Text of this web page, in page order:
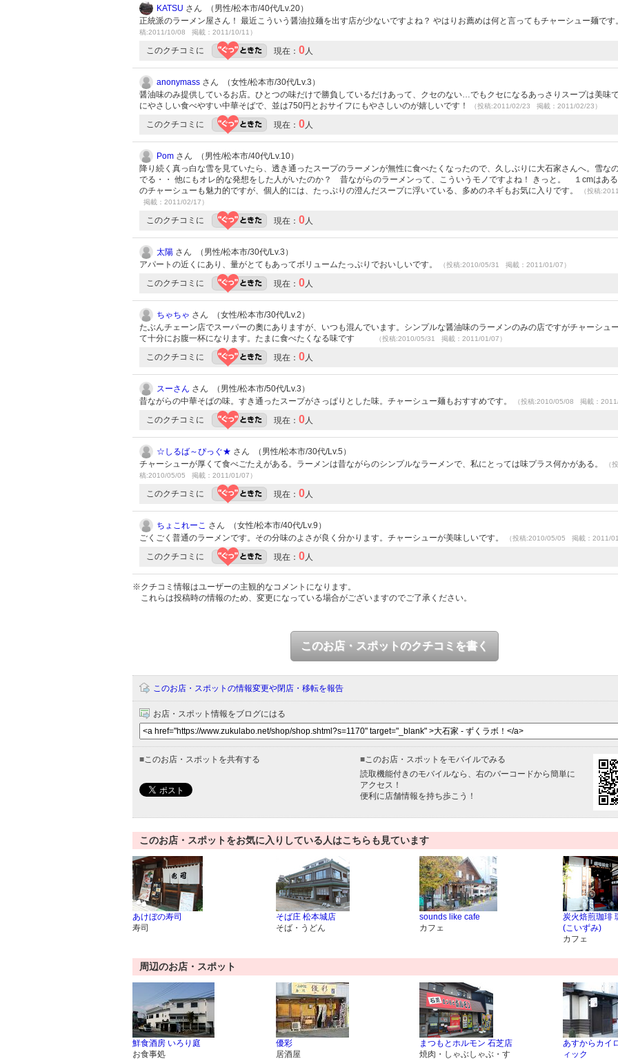
KATSU さん （男性/松本市/40代/Lv.20）
正統派のラーメン屋さん！ 最近こういう醤油拉麺を出す店が少ないですよね？ やはりお薦めは何と言ってもチャーシュー麺です
稿:2011/10/08 掲載：2011/10/11）
このクチコミに 現在： 0人
anonymass さん （女性/松本市/30代/Lv.3）
醤油味のみ提供しているお店。ひとつの味だけで勝負しているだけあって、クセのない…でもクセになるあっさりスープは美味
にやさしい食べやすい中華そばで、並は750円とおサイフにもやさしいのが嬉しいです！
（投稿:2011/02/23 掲載：2011/02/23）
このクチコミに 現在： 0人
Pom さん （男性/松本市/40代/Lv.10）
降り続く真っ白な雪を見ていたら、透き通ったスープのラーメンが無性に食べたくなったので、久しぶりに大石家さんへ。雪な
でる・・ 他にもオレ的な発想をした人がいたのか？ 昔ながらのラーメンって、こういうモノですよね！ きっと。 １cmはある
のチャーシューも魅力的ですが、個人的には、たっぷりの澄んだスープに浮いている、多めのネギもお気に入りです。
（投稿
掲載：2011/02/17）
このクチコミに 現在： 0人
太陽 さん （男性/松本市/30代/Lv.3）
アパートの近くにあり、量がとてもあってボリュームたっぷりでおいしいです。
（投稿:2010/05/31 掲載：2011/01/07）
このクチコミに 現在： 0人
ちゃちゃ さん （女性/松本市/30代/Lv.2）
たぶんチェーン店でスーパーの奧にありますが、いつも混んでいます。シンプルな醤油味のラーメンのみの店ですがチャーシュ
て十分にお腹一杯になります。たまに食べたくなる味です
（投稿:2010/05/31 掲載：2011/01/07）
このクチコミに 現在： 0人
スーさん さん （男性/松本市/50代/Lv.3）
昔ながらの中華そばの味。すき通ったスープがさっぱりとした味。チャーシュー麺もおすすめです。
（投稿:2010/05/08 掲載：2011/
このクチコミに 現在： 0人
☆しるば～ぴっぐ★ さん （男性/松本市/30代/Lv.5）
チャーシューが厚くて食べごたえがある。ラーメンは昔ながらのシンプルなラーメンで、私にとっては味プラス何かがある。
（投
稿:2010/05/05 掲載：2011/01/07）
このクチコミに 現在： 0人
ちょこれーこ さん （女性/松本市/40代/Lv.9）
ごくごく普通のラーメンです。その分味のよさが良く分かります。チャーシューが美味しいです。
（投稿:2010/05/05 掲載：2011/
このクチコミに 現在： 0人
※クチコミ情報はユーザーの主観的なコメントになります。
これらは投稿時の情報のため、変更になっている場合がございますのでご了承ください。
このお店・スポットのクチコミを書く
このお店・スポットの情報変更や閉店・移転を報告
お店・スポット情報をブログにはる
■このお店・スポットを共有する ■このお店・スポットをモバイルでみる
読取機能付きのモバイルなら、右のバーコードから簡単に
アクセス！
便利に店舗情報を持ち歩こう！
このお店・スポットをお気に入りしている人はこちらも見ています
あけぼの寿司
寿司
そば庄 松本城店
そば・うどん
sounds like cafe
カフェ
炭火焙煎珈琲
(こいずみ)
カフェ
周辺のお店・スポット
鮮食酒房 いろり庭
お食事処
優彩
居酒屋
まつもとホルモン 石芝店
焼肉・しゃぶしゃぶ・す
あすからカイ
ィック